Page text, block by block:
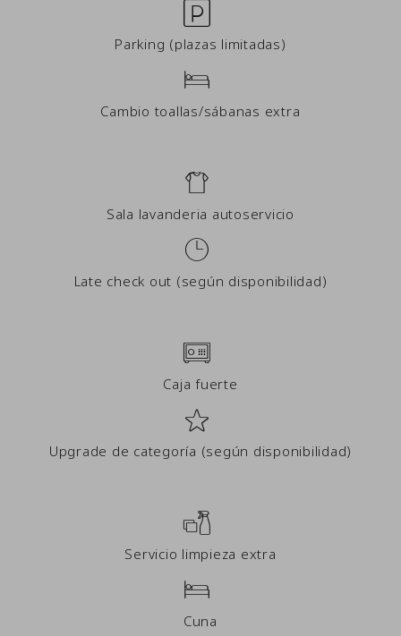
Parking (plazas limitadas)
Cambio toallas/sábanas extra
Sala lavanderia autoservicio
Late check out (según disponibilidad)
Caja fuerte
Upgrade de categoría (según disponibilidad)
Servicio limpieza extra
Cuna